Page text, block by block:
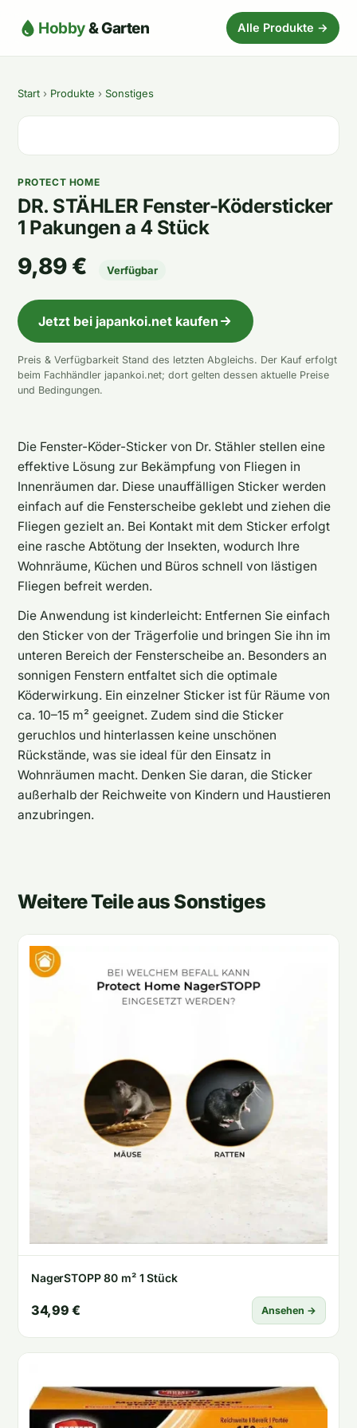
Hobby& Garten Alle Produkte →
Start › Produkte › Sonstiges
PROTECT HOME
DR. STÄHLER Fenster-Ködersticker
1 Pakungen a 4 Stück
9,89 € Verfügbar
Jetzt bei japankoi.net kaufen
Preis & Verfügbarkeit Stand des letzten Abgleichs. Der Kauf erfolgt
beim Fachhändler japankoi.net; dort gelten dessen aktuelle Preise
und Bedingungen.
Die Fenster-Köder-Sticker von Dr. Stähler stellen eine
effektive Lösung zur Bekämpfung von Fliegen in
Innenräumen dar. Diese unauffälligen Sticker werden
einfach auf die Fensterscheibe geklebt und ziehen die
Fliegen gezielt an. Bei Kontakt mit dem Sticker erfolgt
eine rasche Abtötung der Insekten, wodurch Ihre
Wohnräume, Küchen und Büros schnell von lästigen
Fliegen befreit werden.
Die Anwendung ist kinderleicht: Entfernen Sie einfach
den Sticker von der Trägerfolie und bringen Sie ihn im
unteren Bereich der Fensterscheibe an. Besonders an
sonnigen Fenstern entfaltet sich die optimale
Köderwirkung. Ein einzelner Sticker ist für Räume von
ca. 10–15 m² geeignet. Zudem sind die Sticker
geruchlos und hinterlassen keine unschönen
Rückstände, was sie ideal für den Einsatz in
Wohnräumen macht. Denken Sie daran, die Sticker
außerhalb der Reichweite von Kindern und Haustieren
anzubringen.
Weitere Teile aus Sonstiges
NagerSTOPP 80 m² 1 Stück
34,99 € Ansehen →